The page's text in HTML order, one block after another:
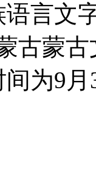
言文
古蒙
为9